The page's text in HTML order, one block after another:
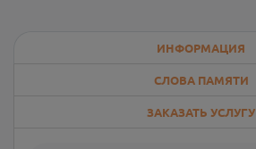
ИНФОРМАЦИЯ
СЛОВА ПАМЯТИ
ЗАКАЗАТЬ УСЛУГУ